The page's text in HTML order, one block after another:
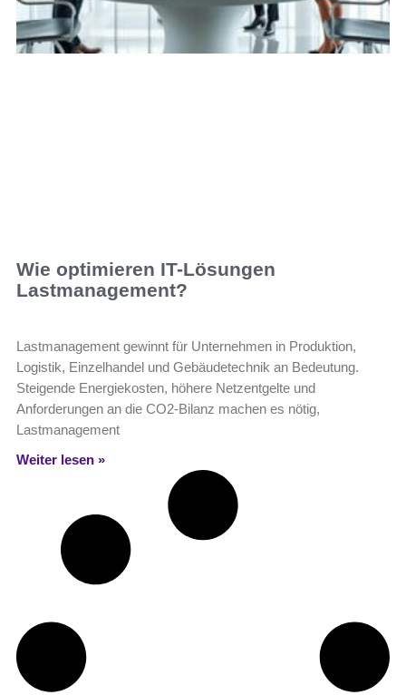
Wie optimieren IT-Lösungen
Lastmanagement?
Lastmanagement gewinnt für Unternehmen in Produktion,
Logistik, Einzelhandel und Gebäudetechnik an Bedeutung.
Steigende Energiekosten, höhere Netzentgelte und
Anforderungen an die CO2-Bilanz machen es nötig,
Lastmanagement
Weiter lesen »